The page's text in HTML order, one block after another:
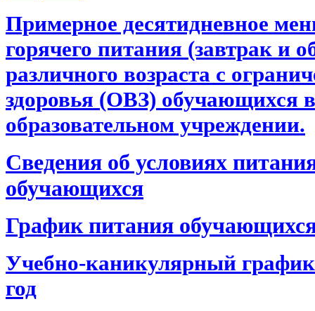
Примерное десятидневное
горячего питания (завтрак и
различного возраста с
здоровья (ОВЗ) обучающихся
образовательном учреждении.
Сведения об условиях
обучающихся
График питания
Учебно-каникулярный
год